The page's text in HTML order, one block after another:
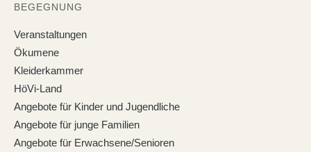
BEGEGNUNG
Veranstaltungen
Ökumene
Kleiderkammer
HöVi-Land
Angebote für Kinder und Jugendliche
Angebote für junge Familien
Angebote für Erwachsene/Senioren